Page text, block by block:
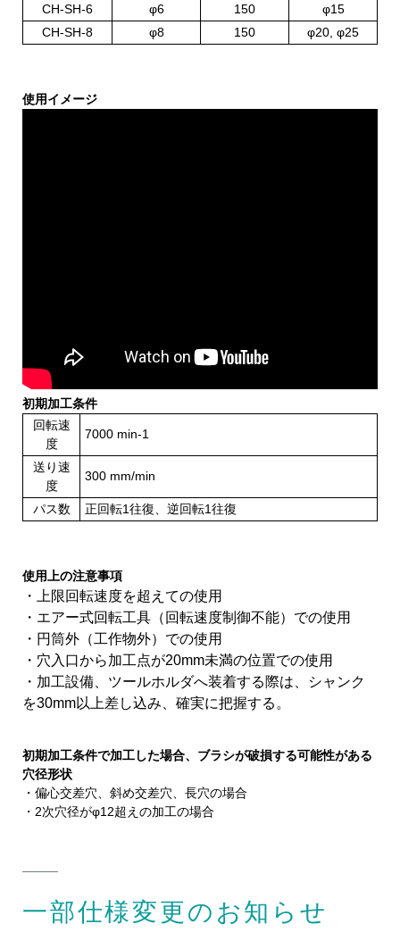
CH-SH-6
φ6 150
φ15
CH-SH-8
φ8 150 φ20, φ25
使用イメージ
初期加工条件
回転速
度
7000 min-1
送り速
度
300 mm/min
パス数 正回転1往復、逆回転1往復
使用上の注意事項
・上限回転速度を超えての使用
・エアー式回転工具（回転速度制御不能）での使用
・円筒外（工作物外）での使用
・穴入口から加工点が20mm未満の位置での使用
・加工設備、ツールホルダへ装着する際は、シャンク
を30mm以上差し込み、確実に把握する。
初期加工条件で加工した場合、ブラシが破損する可能性がある
穴径形状
・偏心交差穴、斜め交差穴、長穴の場合
・2次穴径がφ12超えの加工の場合
一部仕様変更のお知らせ